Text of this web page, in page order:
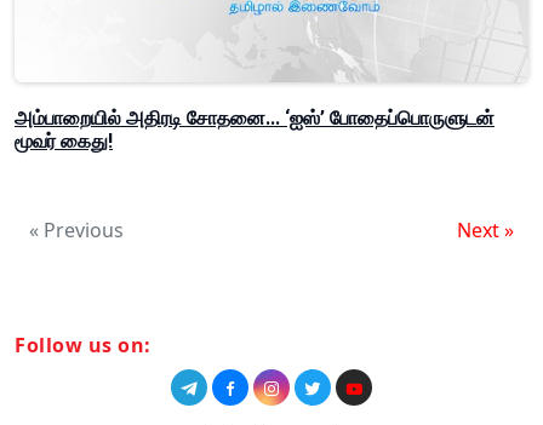
அம்பாறையில் அதிரடி சோதனை... ‘ஐஸ்’ போதைப்பொருளுடன்
மூவர் கைது!
« Previous Next »
Follow us on: